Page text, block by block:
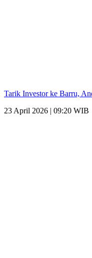
Tarik Investor ke Barru,
23 April 2026 | 09:20 WIB